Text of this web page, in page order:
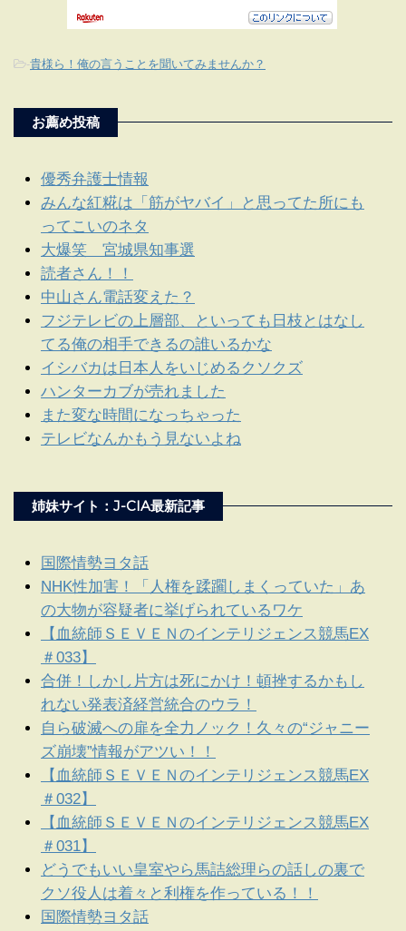
-貴様ら！俺の言うことを聞いてみませんか？
お薦め投稿
優秀弁護士情報
みんな紅糀は「筋がヤバイ」と思ってた所にも
ってこいのネタ
大爆笑 宮城県知事選
読者さん！！
中山さん電話変えた？
フジテレビの上層部、といっても日枝とはなし
てる俺の相手できるの誰いるかな
イシバカは日本人をいじめるクソクズ
ハンターカブが売れました
また変な時間になっちゃった
テレビなんかもう見ないよね
姉妹サイト：J-CIA最新記事
国際情勢ヨタ話
NHK性加害！「人権を蹂躙しまくっていた」あ
の大物が容疑者に挙げられているワケ
【血統師ＳＥＶＥＮのインテリジェンス競馬EX
＃033】
合併！しかし片方は死にかけ！頓挫するかもし
れない発表済経営統合のウラ！
自ら破滅への扉を全力ノック！久々の“ジャニー
ズ崩壊”情報がアツい！！
【血統師ＳＥＶＥＮのインテリジェンス競馬EX
＃032】
【血統師ＳＥＶＥＮのインテリジェンス競馬EX
＃031】
どうでもいい皇室やら馬詰総理らの話しの裏で
クソ役人は着々と利権を作っている！！
国際情勢ヨタ話